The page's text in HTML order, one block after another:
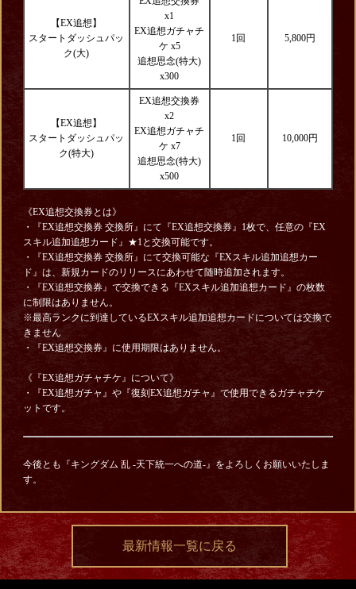
【EX追想】
スタートダッシュパッ
ク(大)
x1
EX追想ガチャチ
ケ x5
追想思念(特大)
x300
1回 5,800円
【EX追想】
スタートダッシュパッ
ク(特大)
EX追想交換券
x2
EX追想ガチャチ
ケ x7
追想思念(特大)
x500
1回 10,000円
《EX追想交換券とは》
・『EX追想交換券 交換所』にて『EX追想交換券』1枚で、任意の『EX
スキル追加追想カード』★1と交換可能です。
・『EX追想交換券 交換所』にて交換可能な『EXスキル追加追想カー
ド』は、新規カードのリリースにあわせて随時追加されます。
・『EX追想交換券』で交換できる『EXスキル追加追想カード』の枚数
に制限はありません。
※最高ランクに到達しているEXスキル追加追想カードについては交換で
きません
・『EX追想交換券』に使用期限はありません。
《『EX追想ガチャチケ』について》
・『EX追想ガチャ』や『復刻EX追想ガチャ』で使用できるガチャチケ
ットです。
今後とも『キングダム 乱 -天下統一への道-』をよろしくお願いいたしま
す。
最新情報一覧に戻る